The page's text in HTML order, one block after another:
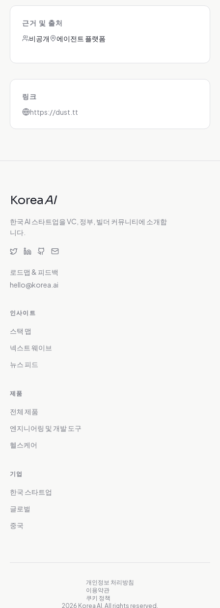
근거 및 출처
비공개
에이전트 플랫폼
링크
https://dust.tt
KoreaAI
한국 AI 스타트업을 VC, 정부, 빌더 커뮤니티에 소개합
니다.
로드맵 & 피드백
hello@korea.ai
인사이트
스택 맵
넥스트 웨이브
뉴스 피드
제품
전체 제품
엔지니어링 및 개발 도구
헬스케어
기업
한국 스타트업
글로벌
중국
개인정보 처리방침
이용약관
쿠키 정책
2026 Korea AI. All rights reserved.